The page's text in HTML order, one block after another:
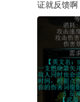
证就反馈啊